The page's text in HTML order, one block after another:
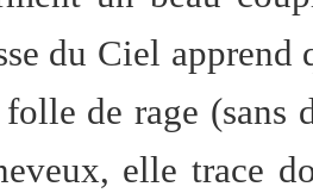
du Ciel
de rage (sans
elle trace